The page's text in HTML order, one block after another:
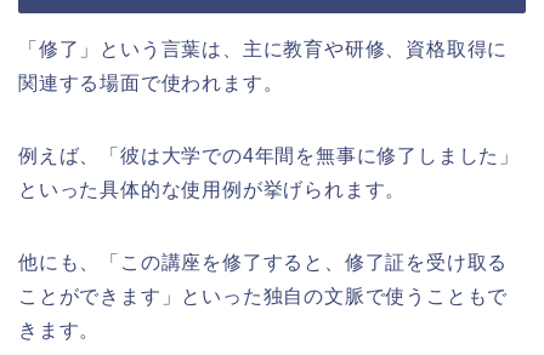
「修了」という言葉は、主に教育や研修、資格取得に
関連する場面で使われます。
例えば、「彼は大学での4年間を無事に修了しました」
といった具体的な使用例が挙げられます。
他にも、「この講座を修了すると、修了証を受け取る
ことができます」といった独自の文脈で使うこともで
きます。